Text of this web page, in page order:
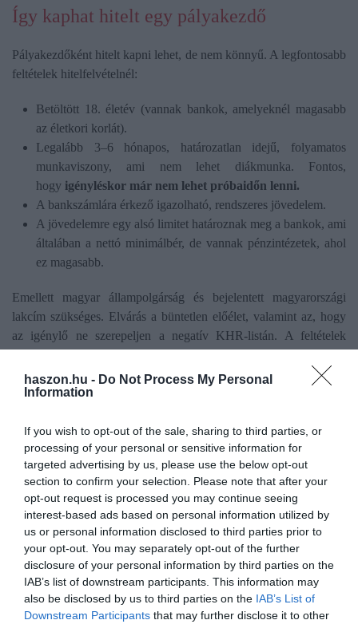
haszon.hu - Do Not Process My Personal
Information
If you wish to opt-out of the sale, sharing to third parties, or
processing of your personal or sensitive information for
targeted advertising by us, please use the below opt-out
section to confirm your selection. Please note that after your
opt-out request is processed you may continue seeing
interest-based ads based on personal information utilized by
us or personal information disclosed to third parties prior to
your opt-out. You may separately opt-out of the further
disclosure of your personal information by third parties on the
IAB’s list of downstream participants. This information may
also be disclosed by us to third parties on the IAB’s List of
Downstream Participants that may further disclose it to other
Így kaphat hitelt egy pályakezdő
Pályakezdőként hitelt kapni lehet, de nem könnyű. A legfontosabb
feltételek hitelfelvételnél:
Betöltött 18. életév (vannak bankok, amelyeknél magasabb
az életkori korlát).
Legalább 3–6 hónapos, határozatlan idejű, folyamatos
munkaviszony, ami nem lehet diákmunka. Fontos,
hogy igényléskor már nem lehet próbaidőn lenni.
A bankszámlára érkező igazolható, rendszeres jövedelem.
A jövedelemre egy alsó limitet határoznak meg a bankok, ami
általában a nettó minimálbér, de vannak pénzintézetek, ahol
ez magasabb.
Emellett magyar állampolgárság és bejelentett magyarországi
lakcím szükséges. Elvárás a büntetlen előélet, valamint az, hogy
az igénylő ne szerepeljen a negatív KHR-listán. A feltételek
mindegy, melyik pénzintézet kerül kiválasztásra.
hitelek is elérhetők –adóstárssal javíthatók az esélyek -írtuk
korábban.
Olvasd el ezt is!
Ennyit keresnek a pályakezdők a népszerű
mesterdiplomákkal
Ezek a diplomák hozzák a legmagasabb fizetést